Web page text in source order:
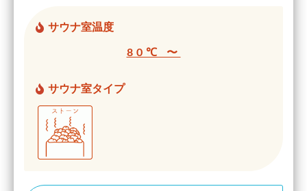
サウナ室温度
80℃ 〜
サウナ室タイプ